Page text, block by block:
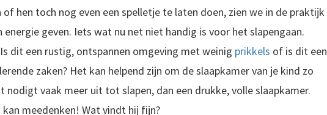
hen toch nog even een spelletje te laten doen, zien we in de praktijk
geven. Iets wat nu net niet handig is voor het slapengaan.
dit een rustig, ontspannen omgeving met weinig prikkels of is dit een
zaken? Het kan helpend zijn om de slaapkamer van je kind zo
vaak meer uit tot slapen, dan een drukke, volle slaapkamer.
meedenken! Wat vindt hij fijn?